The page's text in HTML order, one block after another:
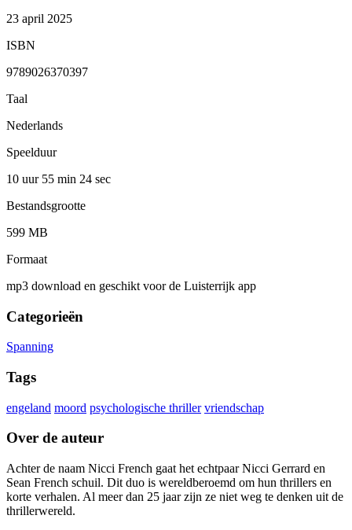
23 april 2025
ISBN
9789026370397
Taal
Nederlands
Speelduur
10 uur 55 min 24 sec
Bestandsgrootte
599 MB
Formaat
mp3 download en geschikt voor de Luisterrijk app
Categorieën
Spanning
Tags
engeland moord psychologische thriller vriendschap
Over de auteur
Achter de naam Nicci French gaat het echtpaar Nicci Gerrard en
Sean French schuil. Dit duo is wereldberoemd om hun thrillers en
korte verhalen. Al meer dan 25 jaar zijn ze niet weg te denken uit de
thrillerwereld.